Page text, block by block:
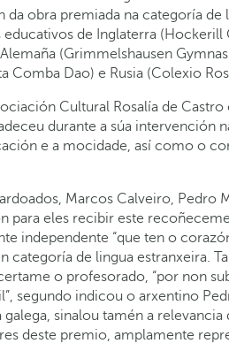
da obra premiada na categoría de
de Inglaterra (Hockerill
(Grimmelshausen
Comba Dao) e Rusia (Colexio
Cultural Rosalía de
durante a súa intervención
e a mocidade, así como o
Marcos Calveiro, Pedro
para eles recibir este
independente “que ten o
categoría de lingua estranxeira.
o profesorado, “por non
segundo indicou o arxentino
sinalou tamén a relevancia
deste premio, amplamente